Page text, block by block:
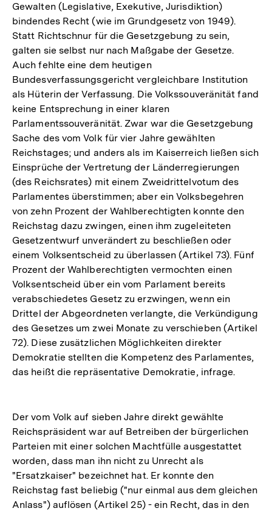
Gewalten (Legislative, Exekutive, Jurisdiktion)
bindendes Recht (wie im Grundgesetz von 1949).
Statt Richtschnur für die Gesetzgebung zu sein,
galten sie selbst nur nach Maßgabe der Gesetze.
Auch fehlte eine dem heutigen
Bundesverfassungsgericht vergleichbare Institution
als Hüterin der Verfassung. Die Volkssouveränität fand
keine Entsprechung in einer klaren
Parlamentssouveränität. Zwar war die Gesetzgebung
Sache des vom Volk für vier Jahre gewählten
Reichstages; und anders als im Kaiserreich ließen sich
Einsprüche der Vertretung der Länderregierungen
(des Reichsrates) mit einem Zweidrittelvotum des
Parlamentes überstimmen; aber ein Volksbegehren
von zehn Prozent der Wahlberechtigten konnte den
Reichstag dazu zwingen, einen ihm zugeleiteten
Gesetzentwurf unverändert zu beschließen oder
einem Volksentscheid zu überlassen (Artikel 73). Fünf
Prozent der Wahlberechtigten vermochten einen
Volksentscheid über ein vom Parlament bereits
verabschiedetes Gesetz zu erzwingen, wenn ein
Drittel der Abgeordneten verlangte, die Verkündigung
des Gesetzes um zwei Monate zu verschieben (Artikel
72). Diese zusätzlichen Möglichkeiten direkter
Demokratie stellten die Kompetenz des Parlamentes,
das heißt die repräsentative Demokratie, infrage.
Der vom Volk auf sieben Jahre direkt gewählte
Reichspräsident war auf Betreiben der bürgerlichen
Parteien mit einer solchen Machtfülle ausgestattet
worden, dass man ihn nicht zu Unrecht als
"Ersatzkaiser" bezeichnet hat. Er konnte den
Reichstag fast beliebig ("nur einmal aus dem gleichen
Anlass") auflösen (Artikel 25) - ein Recht, das in den